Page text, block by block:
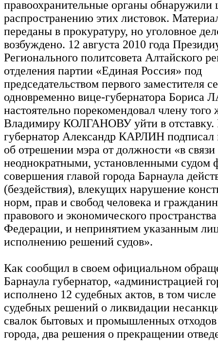
правоохранительные органы обнаружили
распространению этих листовок.
переданы в прокуратуру, но уголовное
возбуждено. 12 августа 2010 года
Регионального политсовета Алтайского
отделения партии «Единая Россия» под
председательством первого заместителя
одновременно вице-губернатора Бориса
настоятельно порекомендовал члену того
Владимиру КОЛГАНОВУ уйти в отставку.
губернатор Александр КАРЛИН подписал
об отрешении мэра от должности «в связи
неоднократными, установленными судом
совершения главой города Барнаула
(бездействия), влекущих нарушение
норм, прав и свобод человека и
правового и экономического
Федерации, и непринятием указанным
исполнению решений судов».
Как сообщил в своем официальном
Барнаула губернатор, «администрацией
исполнено 12 судебных актов, в том
судебных решений о ликвидации
свалок бытовых и промышленных отходов
города, два решения о прекращении